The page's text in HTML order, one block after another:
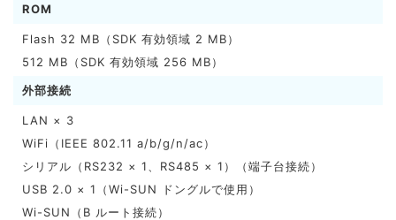
ROM
Flash 32 MB（SDK 有効領域 2 MB）
512 MB（SDK 有効領域 256 MB）
外部接続
LAN × 3
WiFi（IEEE 802.11 a/b/g/n/ac）
シリアル（RS232 × 1、RS485 × 1）（端子台接続）
USB 2.0 × 1（Wi-SUN ドングルで使用）
Wi-SUN（B ルート接続）